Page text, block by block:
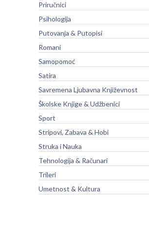
Priručnici
Psihologija
Putovanja & Putopisi
Romani
Samopomoć
Satira
Savremena Ljubavna Književnost
Školske Knjige & Udžbenici
Sport
Stripovi, Zabava & Hobi
Struka i Nauka
Tehnologija & Računari
Trileri
Umetnost & Kultura